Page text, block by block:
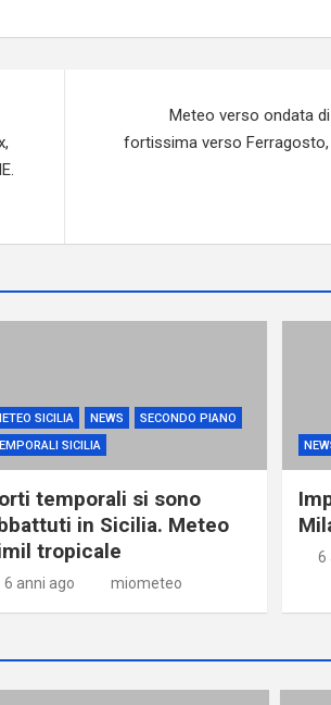
Meteo verso ondata
fortissima verso
SICILIA NEWS
SECONDO PIANO
SICILIA
temporali si sono
in Sicilia. Meteo
tropicale
6 anni ago miometeo
6